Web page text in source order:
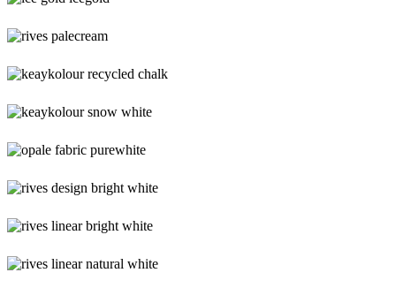
gold
icegold
palecream
recycled
chalk
snow
white
fabric
purewhite
design
bright
linear
bright